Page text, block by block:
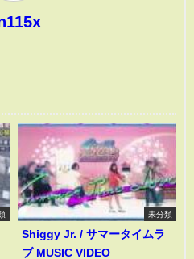
未分類
Shiggy Jr. / サマータイムラ
ブ MUSIC VIDEO